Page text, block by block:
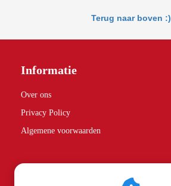
Terug naar boven :)
Informatie
Over ons
Privacy Policy
Algemene voorwaarden
Partners